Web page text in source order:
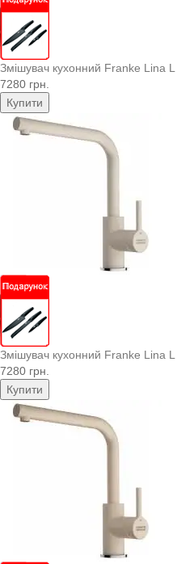
Змішувач кухонний Franke Lina
7280 грн.
Купити
Змішувач кухонний Franke Lina
7280 грн.
Купити